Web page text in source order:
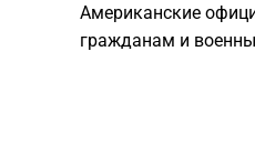
Американские
гражданам и